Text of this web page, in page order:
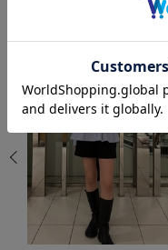
この商